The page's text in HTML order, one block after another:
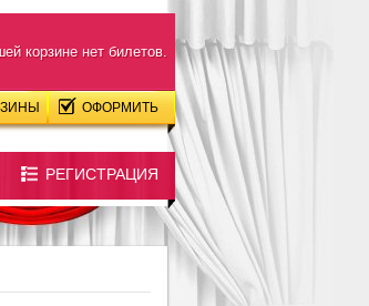
корзине нет билетов.
ОФОРМИТЬ
РЕГИСТРАЦИЯ